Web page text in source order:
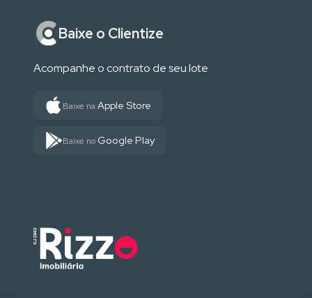
Baixe o Clientize
Acompanhe o contrato de seu lote
Baixe na Apple Store
Baixe no Google Play